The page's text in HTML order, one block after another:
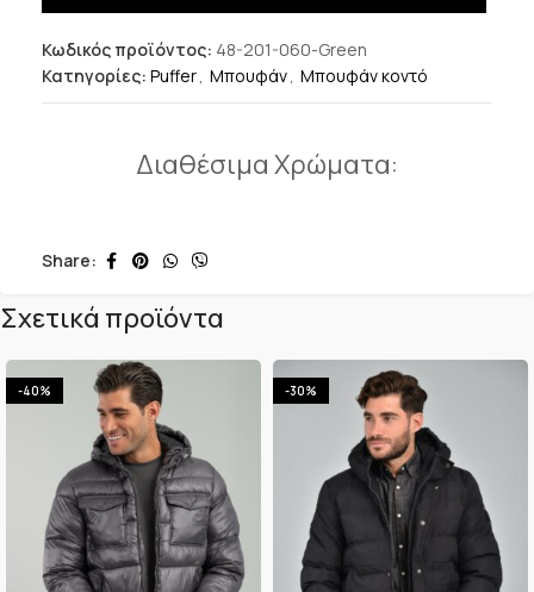
Κωδικός προϊόντος: 48-201-060-Green
Κατηγορίες: Puffer, Μπουφάν, Μπουφάν κοντό
Διαθέσιμα Χρώματα:
Share:
Σχετικά προϊόντα
-40% -30%